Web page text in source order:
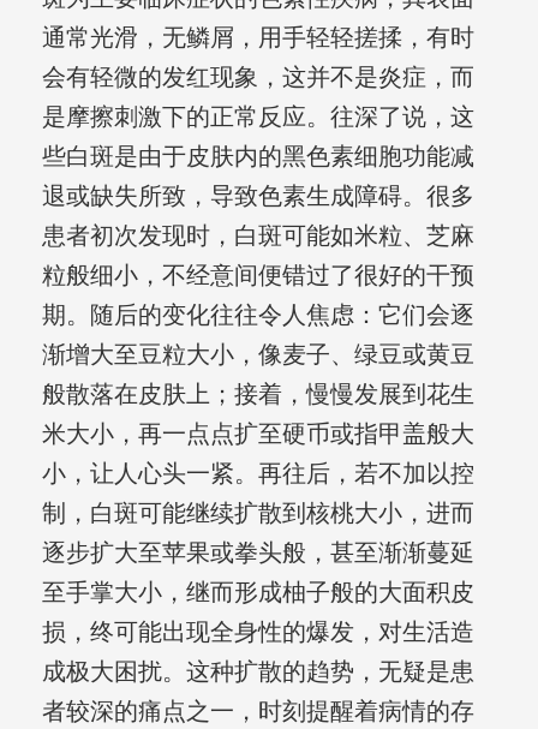
通常光滑，无鳞屑，用手轻轻搓揉，有时
会有轻微的发红现象，这并不是炎症，而
是摩擦刺激下的正常反应。往深了说，这
些白斑是由于皮肤内的黑色素细胞功能减
退或缺失所致，导致色素生成障碍。很多
患者初次发现时，白斑可能如米粒、芝麻
粒般细小，不经意间便错过了很好的干预
期。随后的变化往往令人焦虑：它们会逐
渐增大至豆粒大小，像麦子、绿豆或黄豆
般散落在皮肤上；接着，慢慢发展到花生
米大小，再一点点扩至硬币或指甲盖般大
小，让人心头一紧。再往后，若不加以控
制，白斑可能继续扩散到核桃大小，进而
逐步扩大至苹果或拳头般，甚至渐渐蔓延
至手掌大小，继而形成柚子般的大面积皮
损，终可能出现全身性的爆发，对生活造
成极大困扰。这种扩散的趋势，无疑是患
者较深的痛点之一，时刻提醒着病情的存